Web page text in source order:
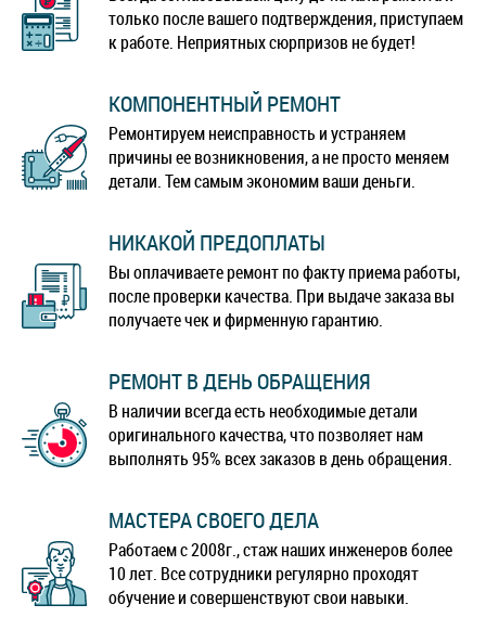
только после вашего подтверждения, приступаем
к работе. Неприятных сюрпризов не будет!
КОМПОНЕНТНЫЙ РЕМОНТ
Ремонтируем неисправность и устраняем
причины ее возникновения, а не просто меняем
детали. Тем самым экономим ваши деньги.
НИКАКОЙ ПРЕДОПЛАТЫ
Вы оплачиваете ремонт по факту приема работы,
после проверки качества. При выдаче заказа вы
получаете чек и фирменную гарантию.
РЕМОНТ В ДЕНЬ ОБРАЩЕНИЯ
В наличии всегда есть необходимые детали
оригинального качества, что позволяет нам
выполнять 95% всех заказов в день обращения.
МАСТЕРА СВОЕГО ДЕЛА
Работаем с 2008г., стаж наших инженеров более
10 лет. Все сотрудники регулярно проходят
обучение и совершенствуют свои навыки.